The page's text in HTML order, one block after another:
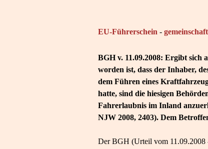
EU-Führerschein -
BGH v. 11.09.2008: Ergibt sich
worden ist, dass der Inhaber,
dem Führen eines
hatte, sind die hiesigen
Fahrerlaubnis im Inland
NJW 2008, 2403). Dem
Der BGH (Urteil vom 11.09.2008